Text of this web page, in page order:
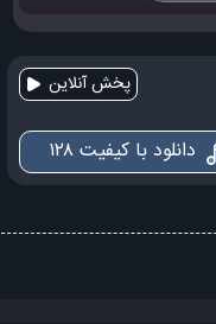
برگردی
مهمی نیست
میپیچه تو خونم ای
پخش آنلاین
دانلود با کیفیت ۱۲۸